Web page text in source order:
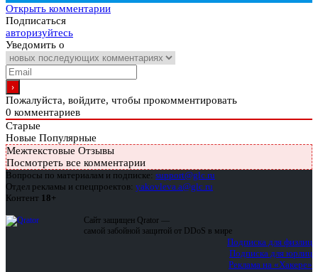
Открыть комментарии
Подписаться
авторизуйтесь
Уведомить о
Пожалуйста, войдите, чтобы прокомментировать
0 комментариев
Старые
Новые Популярные
Межтекстовые Отзывы
Посмотреть все комментарии
Вопросы по материалам и подписке: support@glc.ru
Отдел рекламы и спецпроектов: yakovleva.a@glc.ru
Контент 18+
Сайт защищен Qrator —
самой забойной защитой от DDoS в мире
Подписка для физлиц
Подписка для юрлиц
Реклама на «Хакере»